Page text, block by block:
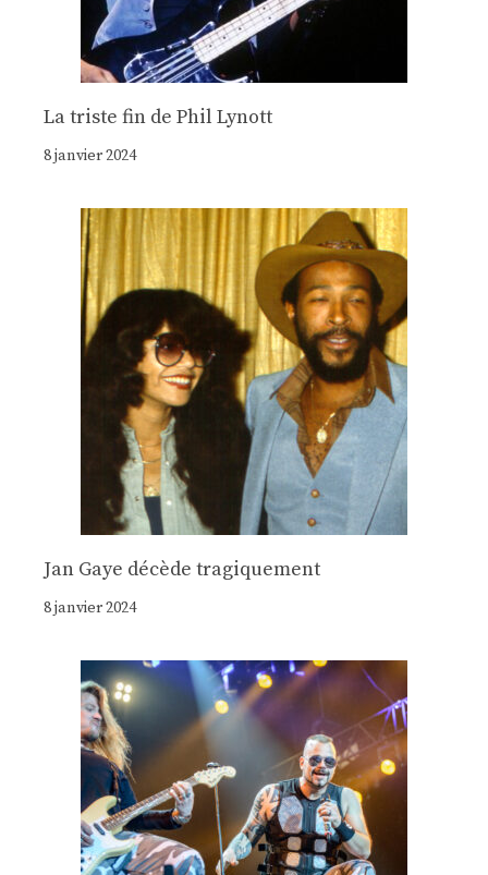
La triste fin de Phil Lynott
8 janvier 2024
Jan Gaye décède tragiquement
8 janvier 2024